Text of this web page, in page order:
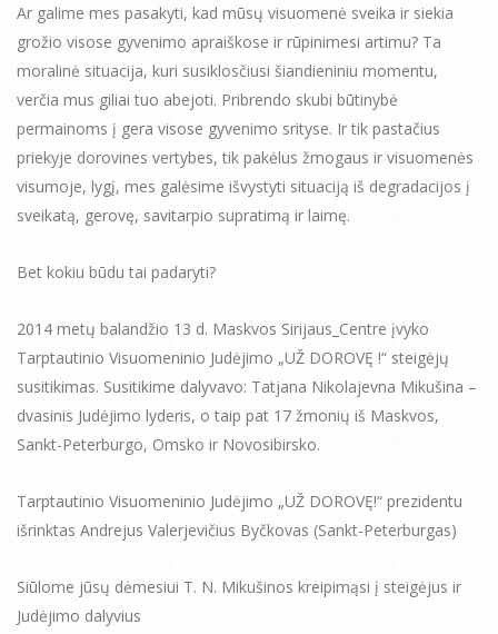
Ar galime mes pasakyti, kad mūsų visuomenė sveika ir siekia
grožio visose gyvenimo apraiškose ir rūpinimesi artimu? Ta
moralinė situacija, kuri susiklosčiusi šiandieniniu momentu,
verčia mus giliai tuo abejoti. Pribrendo skubi būtinybė
permainoms į gera visose gyvenimo srityse. Ir tik pastačius
priekyje dorovines vertybes, tik pakėlus žmogaus ir visuomenės
visumoje, lygį, mes galėsime išvystyti situaciją iš degradacijos į
sveikatą, gerovę, savitarpio supratimą ir laimę.
Bet kokiu būdu tai padaryti?
2014 metų balandžio 13 d. Maskvos Sirijaus_Centre įvyko
Tarptautinio Visuomeninio Judėjimo „UŽ DOROVĘ !“ steigėjų
susitikimas. Susitikime dalyvavo: Tatjana Nikolajevna Mikušina –
dvasinis Judėjimo lyderis, o taip pat 17 žmonių iš Maskvos,
Sankt-Peterburgo, Omsko ir Novosibirsko.
Tarptautinio Visuomeninio Judėjimo „UŽ DOROVĘ!“ prezidentu
išrinktas Andrejus Valerjevičius Byčkovas (Sankt-Peterburgas)
Siūlome jūsų dėmesiui T. N. Mikušinos kreipimąsi į steigėjus ir
Judėjimo dalyvius